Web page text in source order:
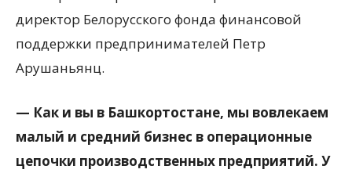
директор Белорусского фонда финансовой
поддержки предпринимателей Петр
Арушаньянц.
— Как и вы в Башкортостане, мы вовлекаем
малый и средний бизнес в операционные
цепочки производственных предприятий. У